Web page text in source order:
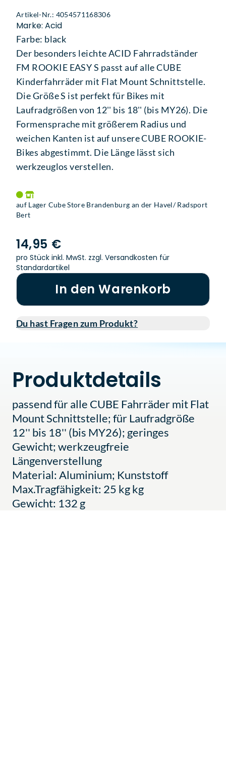
Artikel-Nr.: 4054571168306
Marke: Acid
Farbe: black
Der besonders leichte ACID Fahrradständer
FM ROOKIE EASY S passt auf alle CUBE
Kinderfahrräder mit Flat Mount Schnittstelle.
Die Größe S ist perfekt für Bikes mit
Laufradgrößen von 12'' bis 18'' (bis MY26). Die
Formensprache mit größerem Radius und
weichen Kanten ist auf unsere CUBE ROOKIE-
Bikes abgestimmt. Die Länge lässt sich
werkzeuglos verstellen.
auf Lager Cube Store Brandenburg an der Havel/ Radsport
Bert
14,95 €
pro Stück inkl. MwSt. zzgl. Versandkosten für
Standardartikel
In den Warenkorb
Du hast Fragen zum Produkt?
Produktdetails
passend für alle CUBE Fahrräder mit Flat
Mount Schnittstelle; für Laufradgröße
12'' bis 18'' (bis MY26); geringes
Gewicht; werkzeugfreie
Längenverstellung
Material: Aluminium; Kunststoff
Max.Tragfähigkeit: 25 kg kg
Gewicht: 132 g